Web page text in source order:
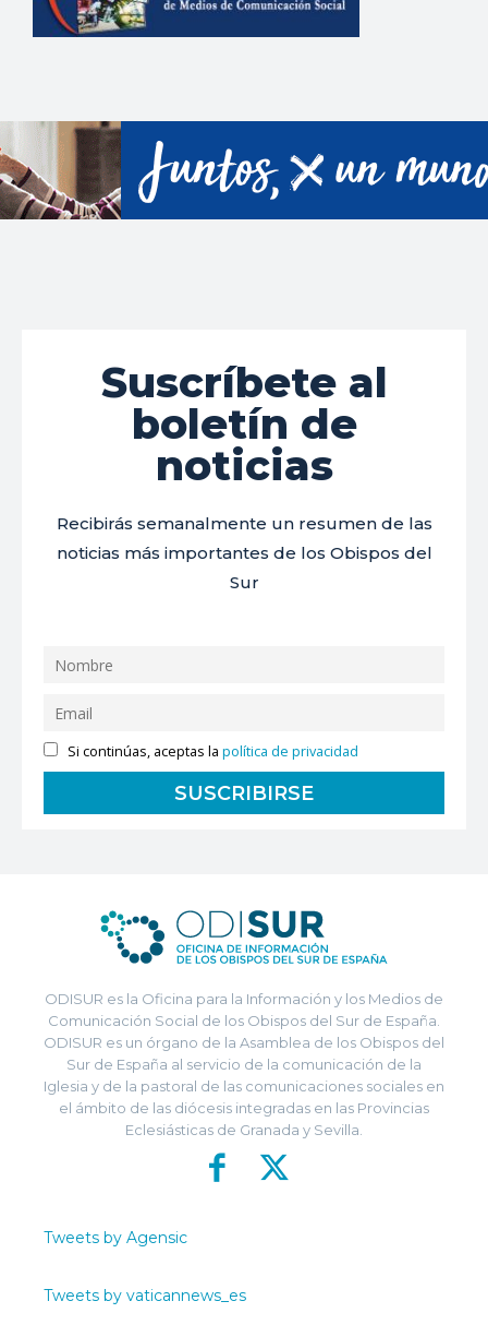
Suscríbete al
boletín de
noticias
Recibirás semanalmente un resumen de las
noticias más importantes de los Obispos del
Sur
Si continúas, aceptas lapolítica de privacidad
ODISUR es la Oficina para la Información y los Medios de
Comunicación Social de los Obispos del Sur de España.
ODISUR es un órgano de la Asamblea de los Obispos del
Sur de España al servicio de la comunicación de la
Iglesia y de la pastoral de las comunicaciones sociales en
el ámbito de las diócesis integradas en las Provincias
Eclesiásticas de Granada y Sevilla.
Tweets by Agensic
Tweets by vaticannews_es